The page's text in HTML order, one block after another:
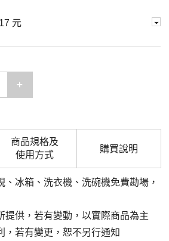
元
商品規格及
使用方式
購買說明
冰箱、洗衣機、洗碗機免費勘場，
供，若有變動，以實際商品為主
若有變更，恕不另行通知